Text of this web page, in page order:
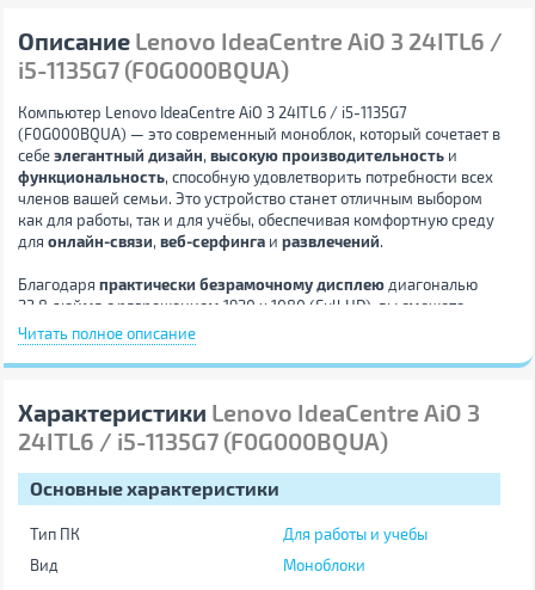
Описание Lenovo IdeaCentre AiO 3 24ITL6 /
i5-1135G7 (F0G000BQUA)
Компьютер Lenovo IdeaCentre AiO 3 24ITL6 / i5-1135G7
(F0G000BQUA) — это современный моноблок, который сочетает в
себе элегантный дизайн, высокую производительностьи
функциональность, способную удовлетворить потребности всех
членов вашей семьи. Это устройство станет отличным выбором
как для работы, так и для учёбы, обеспечивая комфортную среду
для онлайн-связи, веб-серфингаи развлечений.
Благодаря практически безрамочному дисплеюдиагональю
23.8 дюйма с разрешением 1920 x 1080 (Full HD), вы сможете
наслаждаться деталями изображения с чёткостью и яркостью,
что делает просмотр фильмов и сериалов ещё более
захватывающим.IPS-матрицаобеспечивает широкие углы
показ на экране, чем бы вы ни занимались — просмотром видео
или презентаций.
Модель оснащена мощнымчетырёхъядерным процессором
Intel Core i5 1135G7с поддержкойBoost режима
выполнения задач, необходимую для эффективной
многозадачности.
Интегрированная видеокарта Iris Plus Xe
Читать полное описание
Характеристики Lenovo IdeaCentre AiO 3
24ITL6 / i5-1135G7 (F0G000BQUA)
Основные характеристики
Тип ПК
Для работы и учебы
Вид
Моноблоки